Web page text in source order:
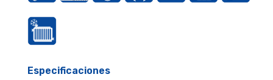
Especificaciones